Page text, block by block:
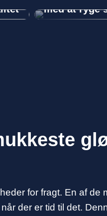
med at ryge
for fragt. En af de
der er tid til det.